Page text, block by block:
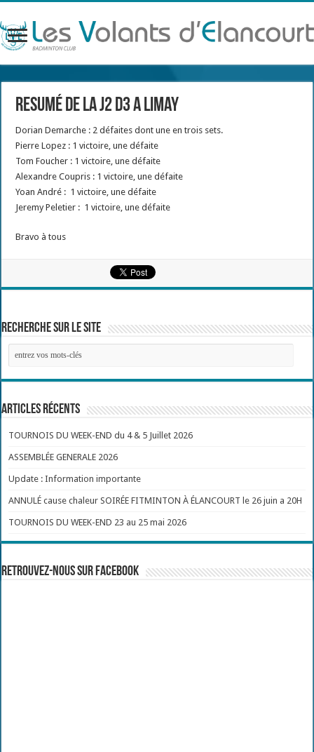
Resumé de la J2 D3 a Limay
Dorian Demarche : 2 défaites dont une en trois sets.
Pierre Lopez : 1 victoire, une défaite
Tom Foucher : 1 victoire, une défaite
Alexandre Coupris : 1 victoire, une défaite
Yoan André : 1 victoire, une défaite
Jeremy Peletier : 1 victoire, une défaite
Bravo à tous
Recherche sur le site
Articles récents
TOURNOIS DU WEEK-END du 4 & 5 Juillet 2026
ASSEMBLÉE GENERALE 2026
Update : Information importante
ANNULÉ cause chaleur SOIRÉE FITMINTON À ÉLANCOURT le 26 juin a 20H
TOURNOIS DU WEEK-END 23 au 25 mai 2026
Retrouvez-nous sur Facebook